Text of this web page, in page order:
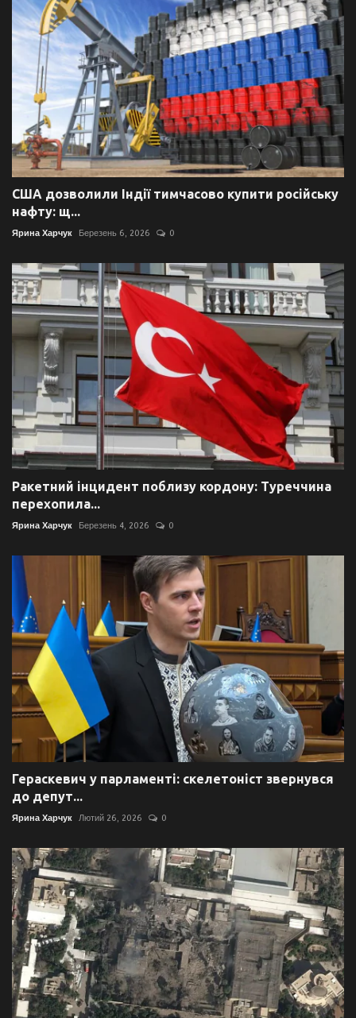
США дозволили Індії тимчасово купити російську
нафту: щ...
Ярина Харчук Березень 6, 2026 0
Ракетний інцидент поблизу кордону: Туреччина
перехопила...
Ярина Харчук Березень 4, 2026 0
Гераскевич у парламенті: скелетоніст звернувся
до депут...
Ярина Харчук Лютий 26, 2026 0